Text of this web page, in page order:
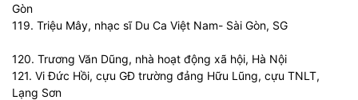
Gòn
119. Triệu Mây, nhạc sĩ Du Ca Việt Nam- Sài Gòn, SG
120. Trương Văn Dũng, nhà hoạt động xã hội, Hà Nội
121. Vi Đức Hồi, cựu GĐ trường đảng Hữu Lũng, cựu TNLT,
Lạng Sơn